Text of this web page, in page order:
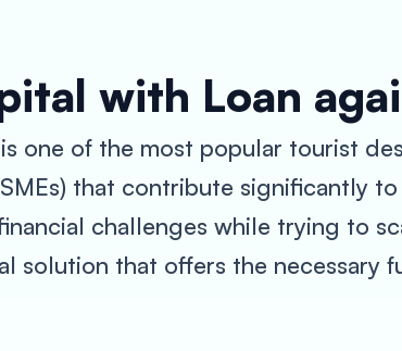
with Loan
one of the most popular tourist
that contribute significantly
challenges while trying to
solution that offers the necessary